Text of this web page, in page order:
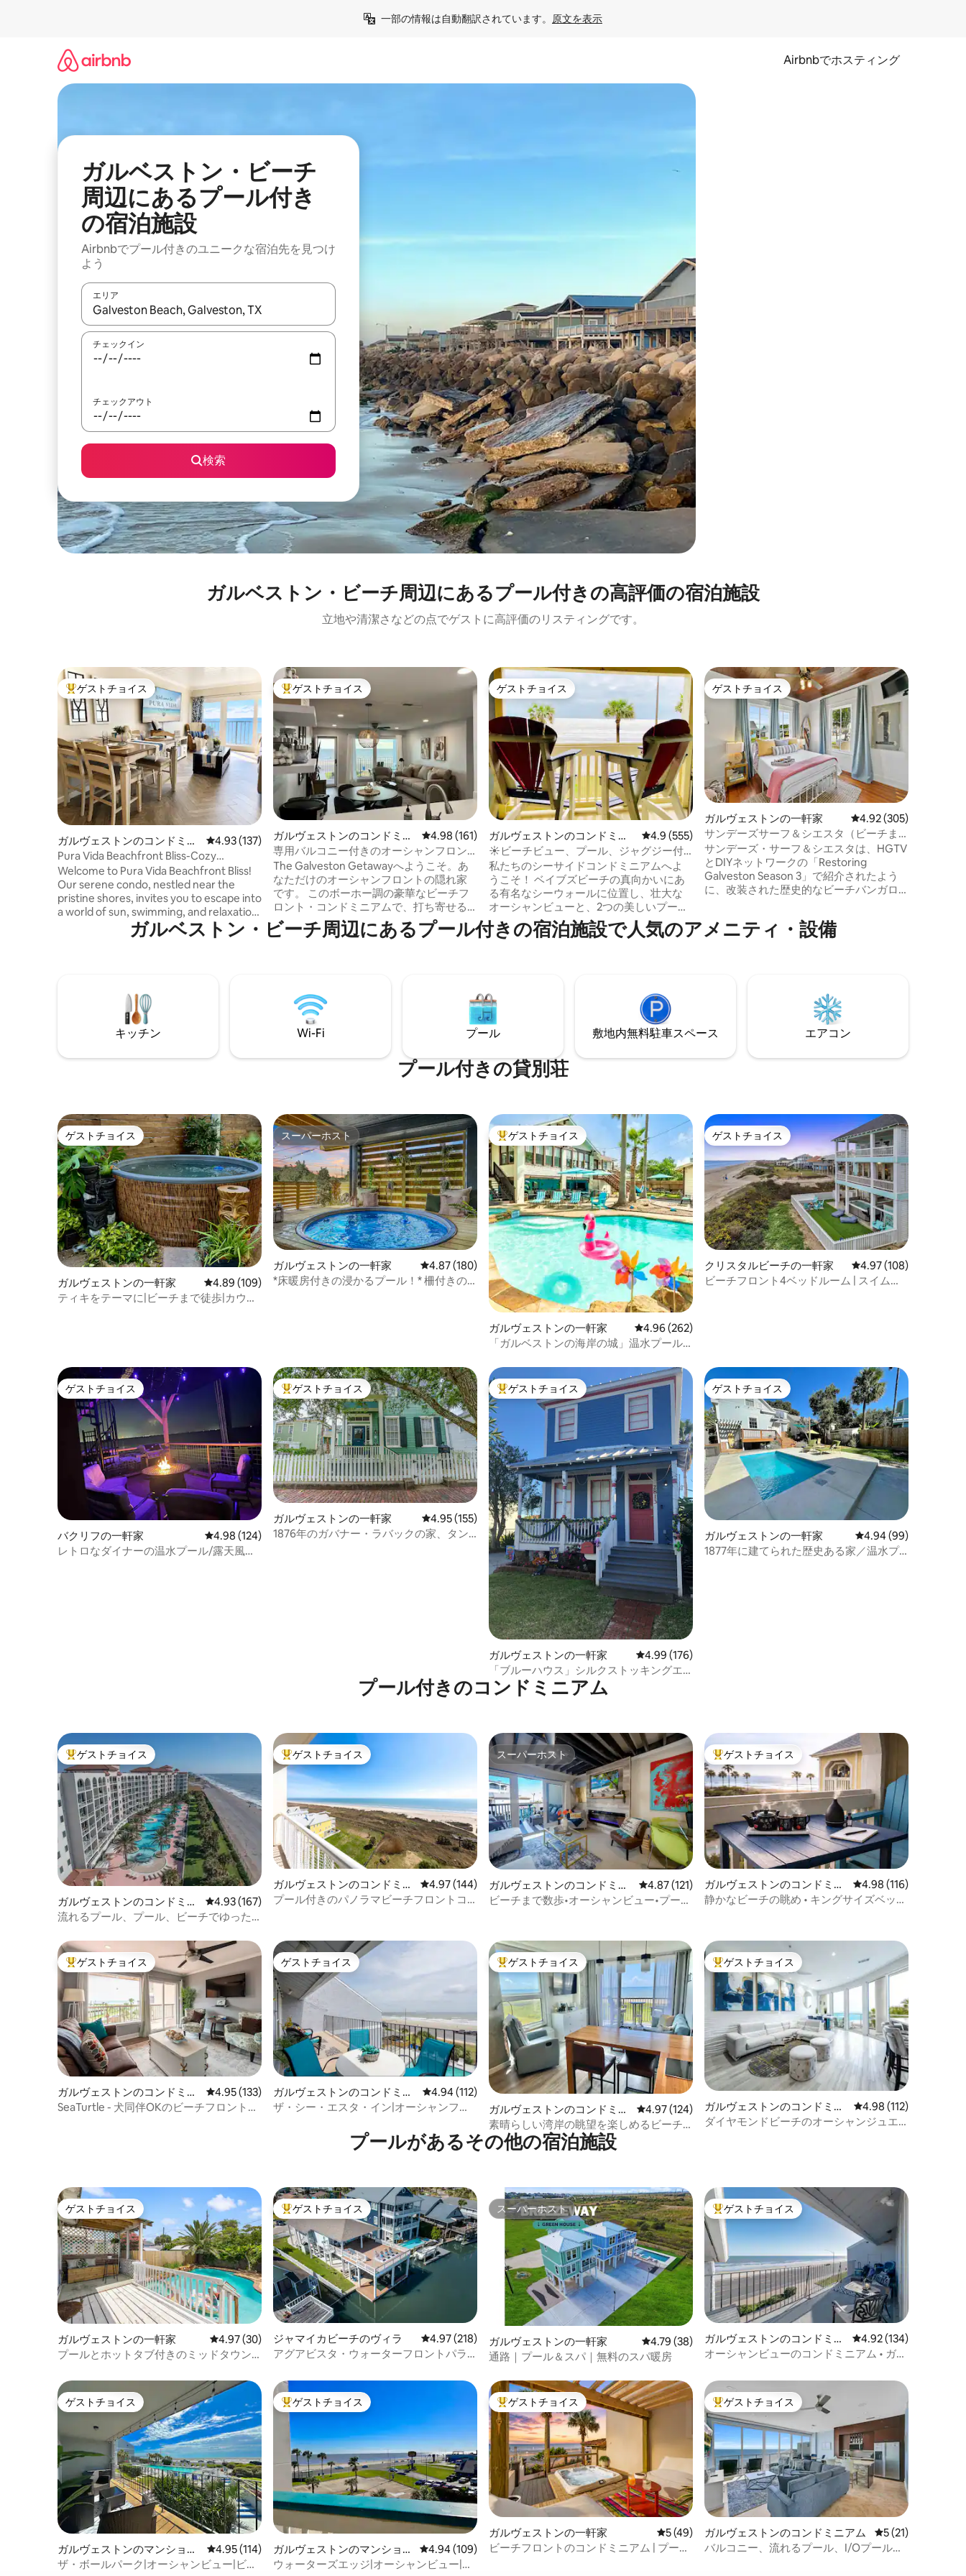
一部の情報は自動翻訳されています。 原文を表示
Airbnbでホスティング
ガルベストン・ビーチ
周辺にあるプール付き
の宿泊施設
Airbnbでプール付きのユニークな宿泊先を見つけ
よう
エリア
検索結果が表示されたら、上下の矢印キーを使って移動するか、画面をタッチまたはスワイプして検索結果を確認することができます。
チェックイン
チェックアウト
検索
ガルベストン・ビーチ周⁠辺⁠にあ⁠るプ⁠ー⁠ル⁠付⁠き⁠の高⁠評⁠価⁠の宿⁠泊⁠施⁠設
立地や清潔さなどの点でゲストに高評価のリスティングです。
大好評のゲストチョイスです。
ゲストチョイス
ガルヴェストンのコンドミニ
アム
レビュー137件、5つ星中4.93つ星の平均評価
4.93 (137)
Pura Vida Beachfront Bliss-Cozy
Beachfront（プール付き）
Welcome to Pura Vida Beachfront Bliss!
Our serene condo, nestled near the
pristine shores, invites you to escape into
a world of sun, swimming, and relaxation.
Located in the beautiful heart of
Galveston, our home offers a perfect
your stay and discover the ultimate
beachfront getaway—where the sun,
sea, and sand come together to create
memories that will last a lifetime!
大好評のゲストチョイスです。
ゲストチョイス
ガルヴェストンのコンドミニ
アム
レビュー161件、5つ星中4.98つ星の平均評価
4.98 (161)
専用バルコニー付きのオーシャンフロン
トのサンセットコンドミニアム
The Galveston Getawayへようこそ。あ
なただけのオーシャンフロントの隠れ家
です。 このボーホー調の豪華なビーチフ
ロント・コンドミニアムで、打ち寄せる
波、潮の香り、輝く日の出に目を覚まし
ましょう。 ベッドルーム2室、バスルーム
湾、プール、Babe's Beachのホットタブ
が一望できます。朝のコーヒーや夜のカ
クテルを片手に、波の音を聞きながらの
チェアが用意されています。さあ、ビー
ゲストチョイス
ゲストチョイス
ガルヴェストンのコンドミニ
アム
レビュー555件、5つ星中4.9つ星の平均評価
4.9 (555)
☀ビーチビュー、プール、ジャグジー付
きのトレンディな海辺のコンドミニアム
私たちのシーサイドコンドミニアムへよ
うこそ！ ベイブズビーチの真向かいにあ
る有名なシーウォールに位置し、壮大な
オーシャンビューと、2つの美しいプー
ル、ホットタブ、オールアクセスフィッ
トネスセンターをはじめとするモダンな
モリーフォームベッド、遮光カーテン、
高速Wi-Fi、4 Kスマートテレビ2台を備え
た、どの旅行者にもぴったりの宿泊先で
が必要です。最大2台まで。ご予約は21歳
以上の方に限ります。
ゲストチョイス
ゲストチョイス
ガルヴェストンの一軒家 レビュー305件、5つ
4.92 (305)
サンデーズサーフ＆シエスタ（ビーチま
で1ブロック）
サンデーズ・サーフ＆シエスタは、HGTV
とDIYネットワークの「Restoring
Galveston Season 3」で紹介されたよう
に、改装された歴史的なビーチバンガロ
内の、完全に改装された歴史的な1921年の
バンガローです。 このバンガローは防潮
ーイプールが含まれています！
ガルベストン・ビーチ周⁠辺⁠にあ⁠るプ⁠ー⁠ル⁠付⁠き⁠の宿⁠泊⁠施⁠設⁠で人⁠気⁠のア⁠メ⁠ニ⁠テ⁠ィ・設⁠備
キッチン Wi-Fi プール 敷地内無料駐⁠車ス⁠ペ⁠ー⁠ス エアコン
プール付きの貸別荘
ゲストチョイス
ゲストチョイス
ガルヴェストンの一軒家 レビュー109件、5つ星中4.89つ星の平均評価
4.89 (109)
ティキをテーマに|ビーチまで徒歩|カウボ
スーパーホスト
スーパーホスト
ガルヴェストンの一軒家 レビュー180件、5つ星中4.87つ星の平均評価
4.87 (180)
*床暖房付きの浸かるプール！* 柵付きの
大好評のゲストチョイスです。
ゲストチョイス
ガルヴェストンの一軒家 レビュー262件、5つ星中4.96つ星の平均評価
4.96 (262)
「ガルベストンの海岸の城」温水プール
ゲストチョイス
ゲストチョイス
クリスタルビーチの一軒家 レビュー108件、5つ
4.97 (108)
ビーチフロント4ベッドルーム | スイムス
ゲストチョイス
ゲストチョイス
バクリフの一軒家 レビュー124件、5つ星中4.98つ星の平均評価
4.98 (124)
レトロなダイナーの温水プール/露天風呂
大好評のゲストチョイスです。
ゲストチョイス
ガルヴェストンの一軒家 レビュー155件、5つ星中4.95つ星の平均評価
4.95 (155)
1876年のガバナー・ラバックの家、タン
大好評のゲストチョイスです。
ゲストチョイス
ガルヴェストンの一軒家 レビュー176件、5つ星中4.99つ星の平均評価
4.99 (176)
「ブルーハウス」シルクストッキングエ
リア、プール付き
ゲストチョイス
ゲストチョイス
ガルヴェストンの一軒家 レビュー99件、5つ星
4.94 (99)
1877年に建てられた歴史ある家／温水プ
プール付きのコンドミニアム
大好評のゲストチョイスです。
ゲストチョイス
ガルヴェストンのコンドミニ
アム
レビュー167件、5つ星中4.93つ星の平均評価
4.93 (167)
流れるプール、プール、ビーチでゆった
大好評のゲストチョイスです。
ゲストチョイス
ガルヴェストンのコンドミニ
アム
レビュー144件、5つ星中4.97つ星の平均評価
4.97 (144)
プール付きのパノラマビーチフロントコ
スーパーホスト
スーパーホスト
ガルヴェストンのコンドミニ
アム
レビュー121件、5つ星中4.87つ星の平均評価
4.87 (121)
ビーチまで数歩•オーシャンビュー•プール
大好評のゲストチョイスです。
ゲストチョイス
ガルヴェストンのコンドミニ
アム
レビュー116件、5つ
4.98 (116)
静かなビーチの眺め • キングサイズベッド
大好評のゲストチョイスです。
ゲストチョイス
ガルヴェストンのコンドミニ
アム
レビュー133件、5つ星中4.95つ星の平均評価
4.95 (133)
SeaTurtle - 犬同伴OKのビーチフロントの
ゲストチョイス
ゲストチョイス
ガルヴェストンのコンドミニ
アム
レビュー112件、5つ星中4.94つ星の平均評価
4.94 (112)
ザ・シー・エスタ・イン|オーシャンフロ
大好評のゲストチョイスです。
ゲストチョイス
ガルヴェストンのコンドミニ
アム
レビュー124件、5つ星中4.97つ星の平均評価
4.97 (124)
素晴らしい湾岸の眺望を楽しめるビーチ
フロントのワンルーム
大好評のゲストチョイスです。
ゲストチョイス
ガルヴェストンのコンドミニ
アム
レビュー112件、5つ
4.98 (112)
ダイヤモンドビーチのオーシャンジュエ
プールがあるその他の宿泊施設
ゲストチョイス
ゲストチョイス
ガルヴェストンの一軒家 レビュー30件、5つ星中4.97つ星の平均評価
4.97 (30)
プールとホットタブ付きのミッドタウン
大好評のゲストチョイスです。
ゲストチョイス
ジャマイカビーチのヴィラ レビュー218件、5つ星中4.97つ星の平均評価
4.97 (218)
アグアビスタ・ウォーターフロントパラ
ク
スーパーホスト
スーパーホスト
ガルヴェストンの一軒家 レビュー38件、5つ星中4.79つ星の平均評価
4.79 (38)
通路｜プール＆スパ｜無料のスパ暖房
大好評のゲストチョイスです。
ゲストチョイス
ガルヴェストンのコンドミニ
アム
レビュー134件、5つ
4.92 (134)
オーシャンビューのコンドミニアム • ガル
の宿泊先
ゲストチョイス
ゲストチョイス
ガルヴェストンのマンショ
ン・アパート
レビュー114件、5つ星中4.95つ星の平均評価
4.95 (114)
ザ・ボールパーク|オーシャンビュー|ビー
大好評のゲストチョイスです。
ゲストチョイス
ガルヴェストンのマンショ
ン・アパート
レビュー109件、5つ星中4.94つ星の平均評価
4.94 (109)
ウォーターズエッジ|オーシャンビュー|ビ
大好評のゲストチョイスです。
ゲストチョイス
ガルヴェストンの一軒家 レビュー49件、5つ星中5つ星の平均評価
5 (49)
ビーチフロントのコンドミニアム | プール
大好評のゲストチョイスです。
ゲストチョイス
ガルヴェストンのコンドミニアム レビュー21件、5
5 (21)
バルコニー、流れるプール、I/Oプール、